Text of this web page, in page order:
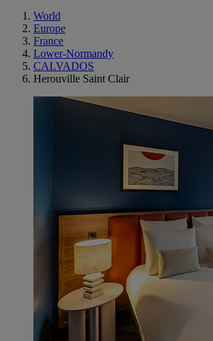
World
Europe
France
Lower-Normandy
CALVADOS
Herouville Saint Clair